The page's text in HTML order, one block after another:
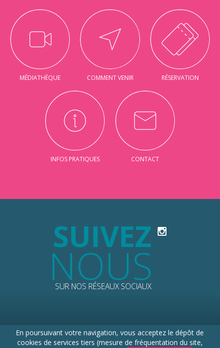
MÉDIATHÈQUE COMMENT VENIR RÉSERVATION
INFOS PRATIQUES CONTACT
SUIVEZ
NOUS
SUR NOS RÉSEAUX SOCIAUX
© 2026 PERCHE TOURISME
En poursuivant votre navigation, vous acceptez le dépôt de
cookies de services tiers (mesure de fréquentation du site,